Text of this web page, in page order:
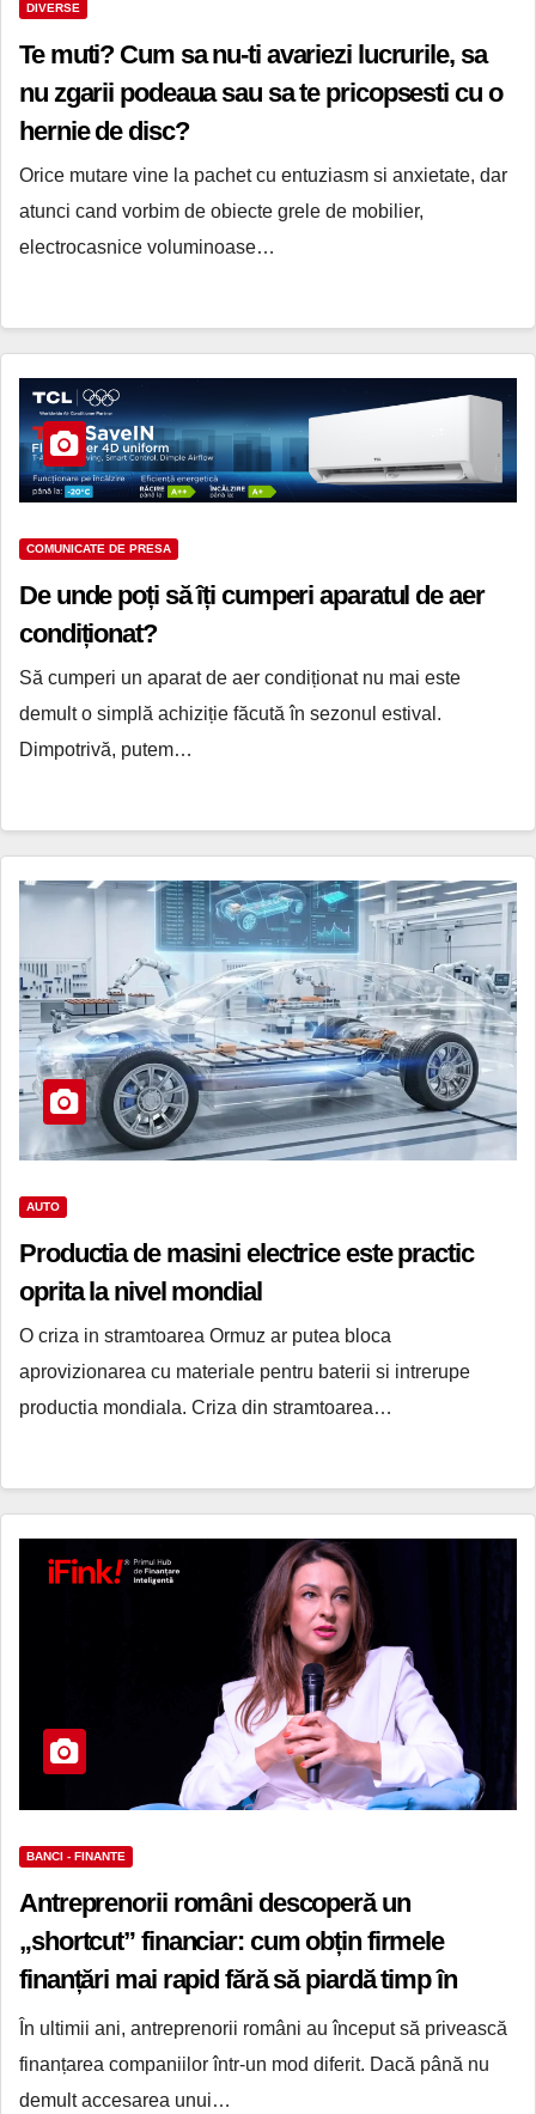
DIVERSE
Te muti? Cum sa nu-ti avariezi lucrurile, sa
nu zgarii podeaua sau sa te pricopsesti cu o
hernie de disc?
Orice mutare vine la pachet cu entuziasm si anxietate, dar
atunci cand vorbim de obiecte grele de mobilier,
electrocasnice voluminoase…
COMUNICATE DE PRESA
De unde poți să îți cumperi aparatul de aer
condiționat?
Să cumperi un aparat de aer condiționat nu mai este
demult o simplă achiziție făcută în sezonul estival.
Dimpotrivă, putem…
AUTO
Productia de masini electrice este practic
oprita la nivel mondial
O criza in stramtoarea Ormuz ar putea bloca
aprovizionarea cu materiale pentru baterii si intrerupe
productia mondiala. Criza din stramtoarea…
BANCI - FINANTE
Antreprenorii români descoperă un
„shortcut” financiar: cum obțin firmele
finanțări mai rapid fără să piardă timp în
bănci
În ultimii ani, antreprenorii români au început să privească
finanțarea companiilor într-un mod diferit. Dacă până nu
demult accesarea unui…